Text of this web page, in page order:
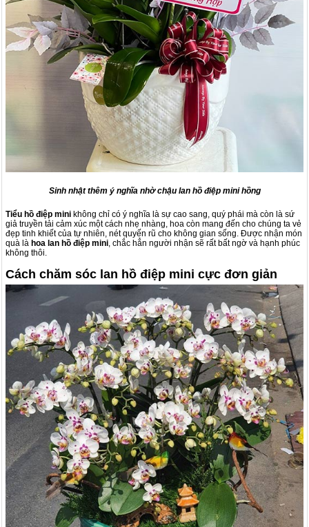
Sinh nhật thêm ý nghĩa nhờ chậu lan hồ điệp mini hồng
Tiểu hồ điệp mini không chỉ có ý nghĩa là sự cao sang, quý phái mà còn là sứ
giả truyền tải cảm xúc một cách nhẹ nhàng, hoa còn mang đến cho chúng ta vẻ
đẹp tinh khiết của tự nhiên, nét quyến rũ cho không gian sống. Được nhận món
quà là hoa lan hồ điệp mini , chắc hẳn người nhận sẽ rất bất ngờ và hạnh phúc
không thôi.
Cách chăm sóc lan hồ điệp mini cực đơn giản